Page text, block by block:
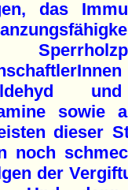
das
sowie
dieser
noch
der